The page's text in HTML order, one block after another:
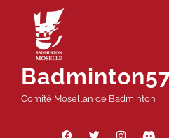
contenu
Comité Mosellan de Badminton
Facebook
Twitter